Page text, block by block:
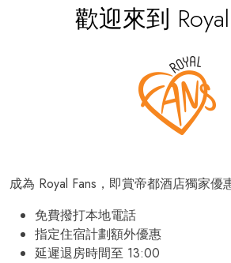
歡迎來到
成為 Royal Fans，即賞帝都酒店獨家優
免費撥打本地電話
指定住宿計劃額外優惠
延遲退房時間至 13:00